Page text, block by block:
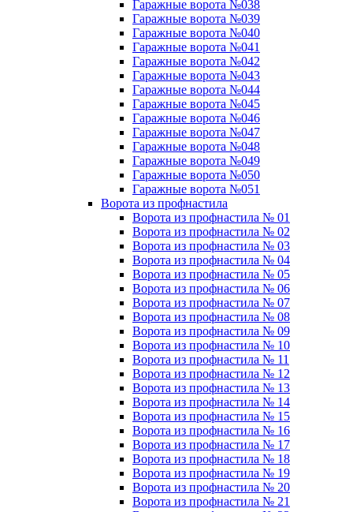
Гаражные ворота №038
Гаражные ворота №039
Гаражные ворота №040
Гаражные ворота №041
Гаражные ворота №042
Гаражные ворота №043
Гаражные ворота №044
Гаражные ворота №045
Гаражные ворота №046
Гаражные ворота №047
Гаражные ворота №048
Гаражные ворота №049
Гаражные ворота №050
Гаражные ворота №051
Ворота из профнастила
Ворота из профнастила № 01
Ворота из профнастила № 02
Ворота из профнастила № 03
Ворота из профнастила № 04
Ворота из профнастила № 05
Ворота из профнастила № 06
Ворота из профнастила № 07
Ворота из профнастила № 08
Ворота из профнастила № 09
Ворота из профнастила № 10
Ворота из профнастила № 11
Ворота из профнастила № 12
Ворота из профнастила № 13
Ворота из профнастила № 14
Ворота из профнастила № 15
Ворота из профнастила № 16
Ворота из профнастила № 17
Ворота из профнастила № 18
Ворота из профнастила № 19
Ворота из профнастила № 20
Ворота из профнастила № 21